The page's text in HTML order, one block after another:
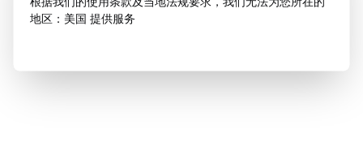
地区：美国 提供服务